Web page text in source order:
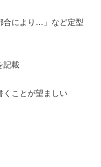
合により…」など定型
記載
くことが望ましい